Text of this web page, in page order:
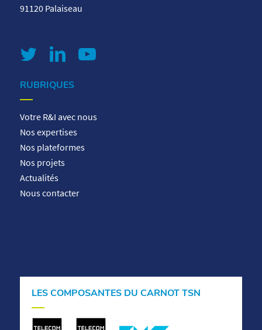
91120 Palaiseau
RUBRIQUES
Votre R&I avec nous
Nos expertises
Nos plateformes
Nos projets
Actualités
Nous contacter
LES COMPOSANTES DU CARNOT TSN